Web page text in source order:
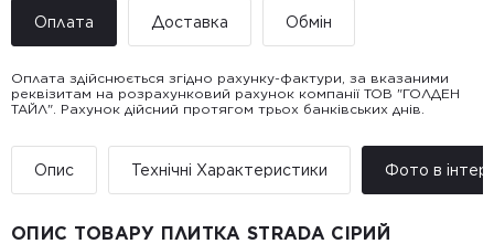
Оплата Доставка Обмін
Оплата здійснюється згідно рахунку-фактури, за вказаними
реквізитам на розрахунковий рахунок компанії ТОВ "ГОЛДЕН
ТАЙЛ". Рахунок дійсний протягом трьох банківських днів.
товару.
Вартість доставки:
силами Продавця чи залученого ним перевізника/кур’єра.
Опис Технічні Характеристики Фото в
ОПИС ТОВАРУ ПЛИТКА STRADA СІРИЙ